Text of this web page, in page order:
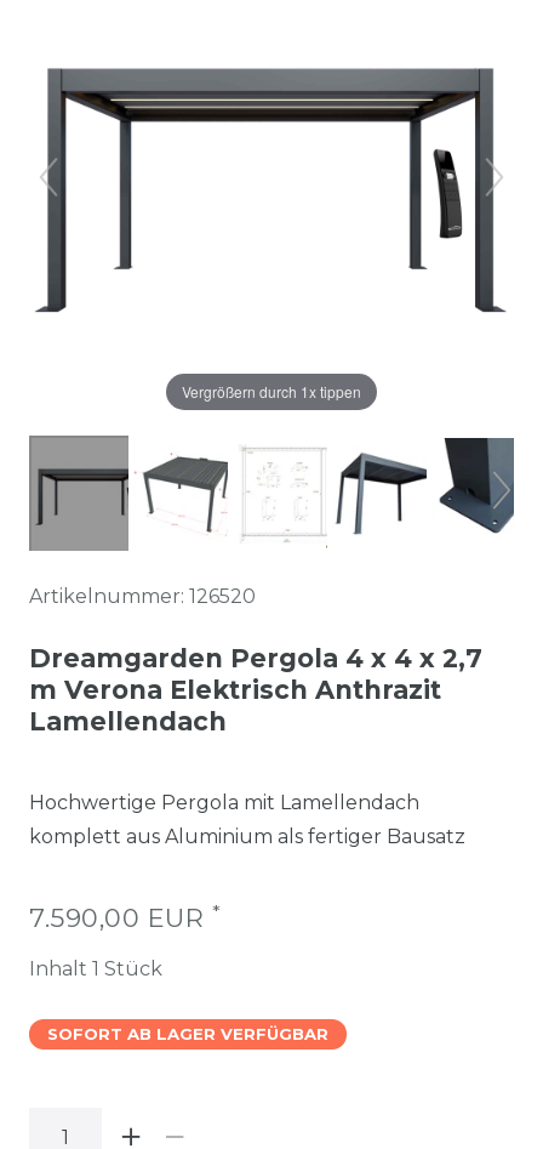
Vergrößern durch 1x tippen
Artikelnummer: 126520
Dreamgarden Pergola 4 x 4 x 2,7
m Verona Elektrisch Anthrazit
Lamellendach
Hochwertige Pergola mit Lamellendach
komplett aus Aluminium als fertiger Bausatz
7.590,00 EUR *
Inhalt 1 Stück
SOFORT AB LAGER VERFÜGBAR